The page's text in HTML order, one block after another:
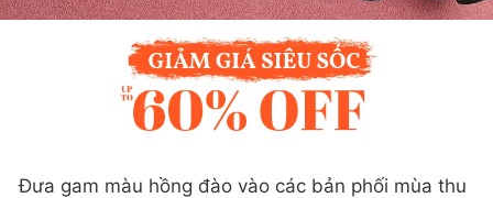
Đưa gam màu hồng đào vào các bản phối mùa thu